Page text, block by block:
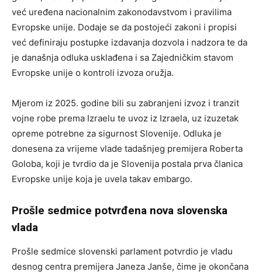
već uređena nacionalnim zakonodavstvom i pravilima
Evropske unije. Dodaje se da postojeći zakoni i propisi
već definiraju postupke izdavanja dozvola i nadzora te da
je današnja odluka usklađena i sa Zajedničkim stavom
Evropske unije o kontroli izvoza oružja.
Mjerom iz 2025. godine bili su zabranjeni izvoz i tranzit
vojne robe prema Izraelu te uvoz iz Izraela, uz izuzetak
opreme potrebne za sigurnost Slovenije. Odluka je
donesena za vrijeme vlade tadašnjeg premijera Roberta
Goloba, koji je tvrdio da je Slovenija postala prva članica
Evropske unije koja je uvela takav embargo.
Prošle sedmice potvrđena nova slovenska
vlada
Prošle sedmice slovenski parlament potvrdio je vladu
desnog centra premijera Janeza Janše, čime je okončana